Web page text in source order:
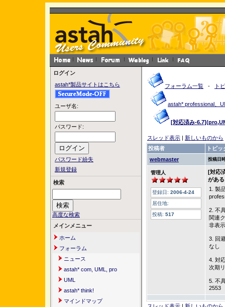
ログイン
astah*製品サイトはこちら
ユーザ名:
パスワード:
パスワード紛失
新規登録
検索
高度な検索
メインメニュー
ホーム
フォーラム
ニュース
astah* com, UML, pro
UML
astah* think!
マインドマップ
フォーラム一覧 - ト
astah* professional、
[対応済み-
スレッド表示 | 新しいものから
投稿者
トピッ
webmaster
投稿日
管理人
登録日: 2006-4-24
居住地:
投稿: 517
[対応
がある
1. 製
2. 不
関連
非表
3. 回
なし
4. 対
次期
5. 不
2553